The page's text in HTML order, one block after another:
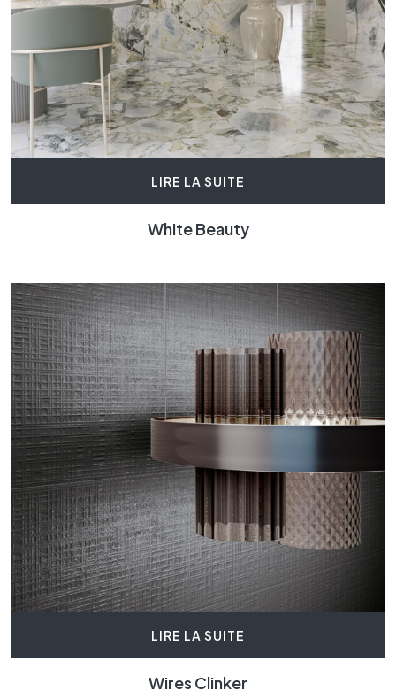
LIRE LA SUITE
White Beauty
LIRE LA SUITE
Wires Clinker